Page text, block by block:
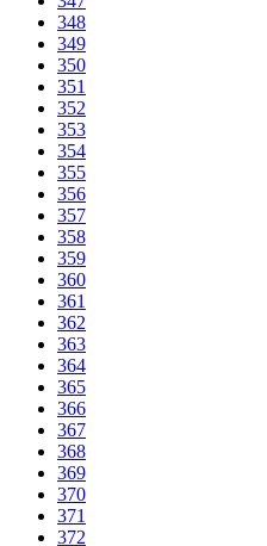
348
349
350
351
352
353
354
355
356
357
358
359
360
361
362
363
364
365
366
367
368
369
370
371
372